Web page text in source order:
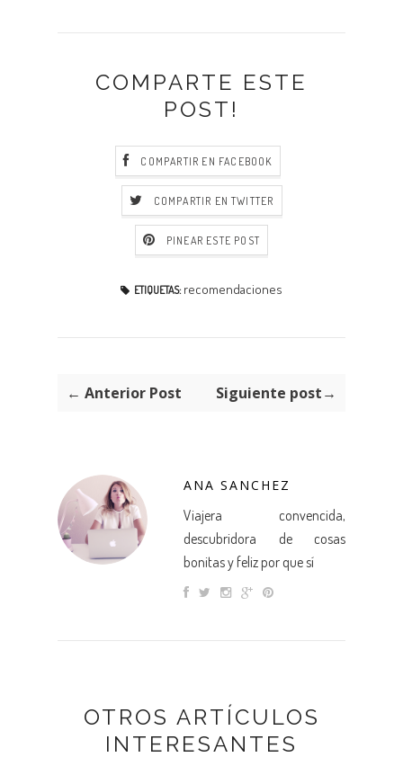
COMPARTE ESTE
POST!
COMPARTIR EN FACEBOOK
COMPARTIR EN TWITTER
PINEAR ESTE POST
ETIQUETAS: recomendaciones
← Anterior Post Siguiente post→
ANA SANCHEZ
Viajera convencida,
descubridora de cosas
bonitas y feliz por que sí
OTROS ARTÍCULOS
INTERESANTES